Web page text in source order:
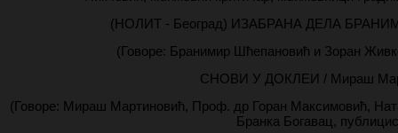
(НОЛИТ - Београд) ИЗАБРАНА ДЕЛА
(Говоре: Бранимир Шћепановић и Зоран
СНОВИ У ДОКЛЕИ / Мираш
(Говоре: Мираш Мартиновић, Проф. др Горан Максимовић,
Бранка Богавац,